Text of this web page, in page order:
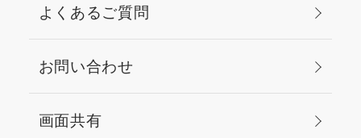
よくあるご質問
お問い合わせ
画面共有